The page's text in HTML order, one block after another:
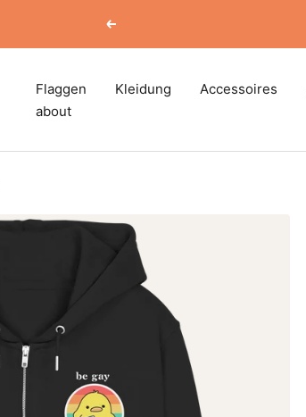
Zurück
Flaggen Kleidung Accessoires
about